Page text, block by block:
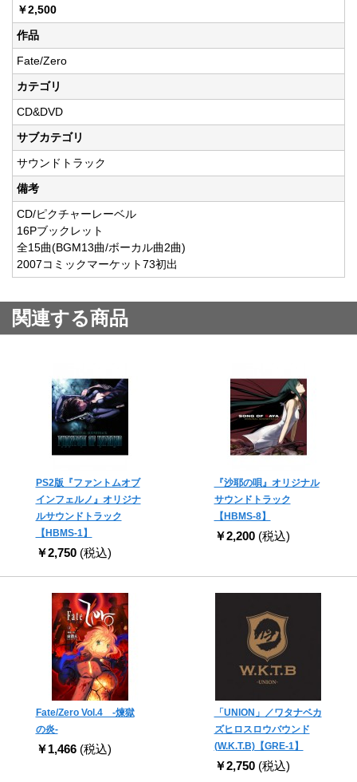
￥2,500
作品
Fate/Zero
カテゴリ
CD&DVD
サブカテゴリ
サウンドトラック
備考
CD/ピクチャーレーベル
16Pブックレット
全15曲(BGM13曲/ボーカル曲2曲)
2007コミックマーケット73初出
関連する商品
PS2版『ファントムオブ
インフェルノ』オリジナ
ルサウンドトラック
【HBMS-1】
￥2,750 (税込)
『沙耶の唄』オリジナル
サウンドトラック
【HBMS-8】
￥2,200 (税込)
Fate/Zero Vol.4 -煉獄
の炎-
￥1,466 (税込)
「UNION」／ワタナベカ
ズヒロスロウバウンド
(W.K.T.B)【GRE-1】
￥2,750 (税込)